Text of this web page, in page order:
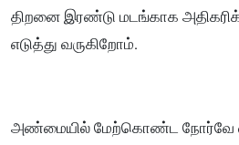
திறனை இரண்டு மடங்காக
எடுத்து வருகிறோம்.
அண்மையில் மேற்கொண்ட நோர்வே